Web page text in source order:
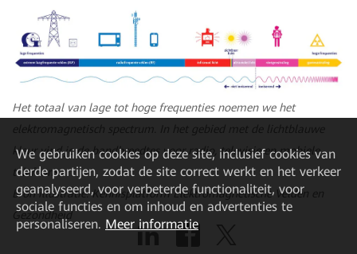
Het totaal van lage tot hoge frequenties noemen we het
kleur vind je de bandbreedtes voor radio, televisie en mobiele
telefoons.
Bron illustratie: Kennisplatform Elektromagnetische Velden en
Gezondheid
We gebruiken cookies op deze site, inclusief cookies van
derde partijen, zodat de site correct werkt en het verkeer
geanalyseerd, voor verbeterde functionaliteit, voor
sociale functies en om inhoud en advertenties te
personaliseren. Meer informatie